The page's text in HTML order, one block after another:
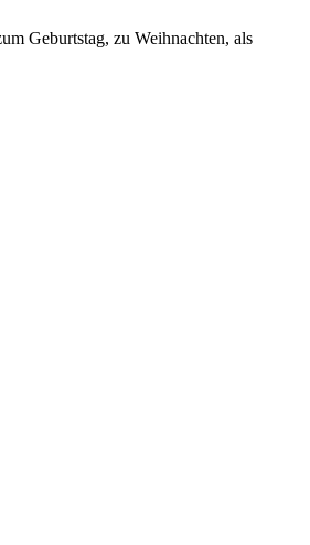
Geburtstag, zu Weihnachten, als